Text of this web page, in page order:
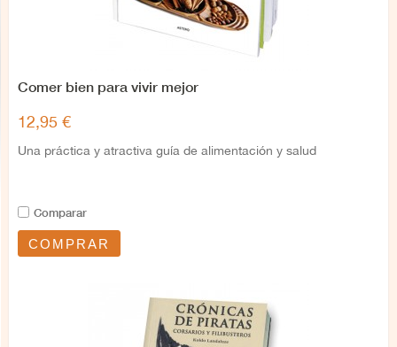
Comer bien para vivir mejor
12,95 €
Una práctica y atractiva guía de alimentación y salud
Comparar
COMPRAR